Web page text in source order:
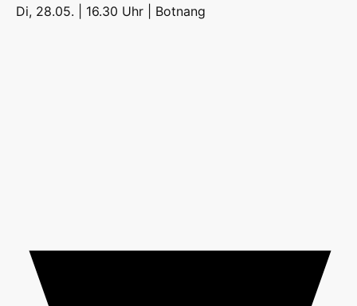
Di, 28.05. | 16.30 Uhr | Botnang